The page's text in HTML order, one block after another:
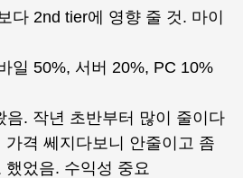
다 2nd tier에 영향 줄 것. 마이
일 50%, 서버 20%, PC 10%
음. 작년 초반부터 많이 줄이다
격 쎄지다보니 안줄이고 좀
했었음. 수익성 중요